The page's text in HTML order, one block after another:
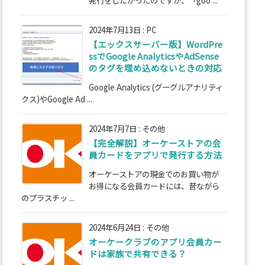
2024年7月13日 : PC
【エックスサーバー版】WordPre
ssでGoogle AnalyticsやAdSense
のタグを埋め込めないときの対応
Google Analytics (グーグルアナリティ
クス)やGoogle Ad ...
2024年7月7日 : その他
【完全解説】オーケーストアの会
員カードをアプリで発行する方法
オーケーストアの現金でのお買い物が
お得になる会員カードには、昔ながら
のプラスチッ ...
2024年6月24日 : その他
オーケークラブのアプリ会員カー
ドは家族で共有できる？